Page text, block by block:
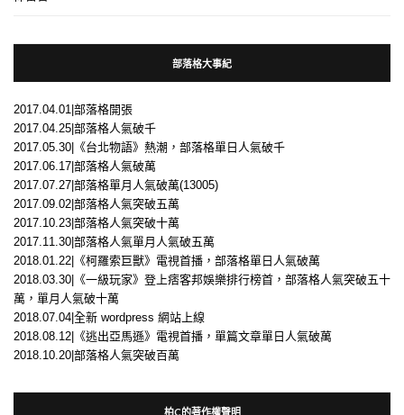
部落格大事紀
2017.04.01|部落格開張
2017.04.25|部落格人氣破千
2017.05.30|《台北物語》熱潮，部落格單日人氣破千
2017.06.17|部落格人氣破萬
2017.07.27|部落格單月人氣破萬(13005)
2017.09.02|部落格人氣突破五萬
2017.10.23|部落格人氣突破十萬
2017.11.30|部落格人氣單月人氣破五萬
2018.01.22|《柯羅索巨獸》電視首播，部落格單日人氣破萬
2018.03.30|《一級玩家》登上痞客邦娛樂排行榜首，部落格人氣突破五十
萬，單月人氣破十萬
2018.07.04|全新 wordpress 網站上線
2018.08.12|《逃出亞馬遜》電視首播，單篇文章單日人氣破萬
2018.10.20|部落格人氣突破百萬
柏C的著作權聲明